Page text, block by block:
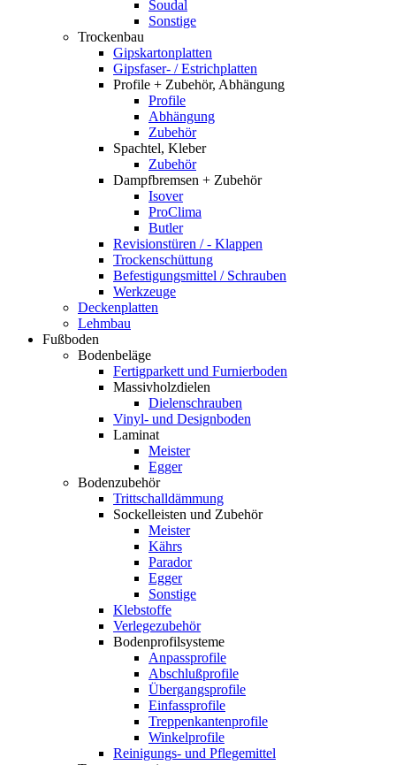
Soudal
Sonstige
Trockenbau
Gipskartonplatten
Gipsfaser- / Estrichplatten
Profile + Zubehör, Abhängung
Profile
Abhängung
Zubehör
Spachtel, Kleber
Zubehör
Dampfbremsen + Zubehör
Isover
ProClima
Butler
Revisionstüren / - Klappen
Trockenschüttung
Befestigungsmittel / Schrauben
Werkzeuge
Deckenplatten
Lehmbau
Fußboden
Bodenbeläge
Fertigparkett und Furnierboden
Massivholzdielen
Dielenschrauben
Vinyl- und Designboden
Laminat
Meister
Egger
Bodenzubehör
Trittschalldämmung
Sockelleisten und Zubehör
Meister
Kährs
Parador
Egger
Sonstige
Klebstoffe
Verlegezubehör
Bodenprofilsysteme
Anpassprofile
Abschlußprofile
Übergangsprofile
Einfassprofile
Treppenkantenprofile
Winkelprofile
Reinigungs- und Pflegemittel